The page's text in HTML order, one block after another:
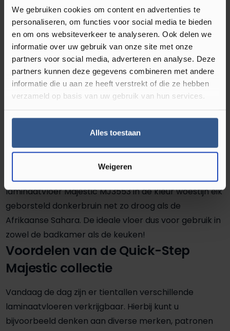
We gebruiken cookies om content en advertenties te
personaliseren, om functies voor social media te bieden
en om ons websiteverkeer te analyseren. Ook delen we
informatie over uw gebruik van onze site met onze
partners voor social media, adverteren en analyse. Deze
partners kunnen deze gegevens combineren met andere
informatie die u aan ze heeft verstrekt of die ze hebben
verzameld op basis van uw gebruik van hun services.
Alles toestaan
Weigeren
perfect. Deze vloer is namelijk geïnspireerd door de
Afrikaanse Sahara. Hierdoor heeft de laminaatvloer
een robuuste uitstraling. Niet alleen de kleur doet
denken aan een nachtelijke zandvlakte, maar ook de
structuur. De vloer beschikt over brede planken met
een authentieke v-groef. Dit zorgt voor een
natuurlijke en ruime uitstraling in huis. Daarnaast is de
het stof en vuil te verwijderen met een stofzuiger en
dweil. Normaal gesproken kan het dweilen van een
laminaatvloer schadelijk zijn. Door het gebruik van een
speciale hydro seal techniek is de vloer 100%
waterbestendig. Dit maakt de Quick-Step
laminaatvloer Majestic MJ3553 in de kleur woestijn eik
geborsteld donkerbruin net zo droog als de
Afrikaanse Sahara. De ideale vloer dus voor gebruik in
zowel de badkamer als de keuken!
Voordelen van de Quick-Step
Majestic collectie
Vandaag de dag zijn er tientallen verschillende
laminaatvloeren verkrijgbaar. Hierbij kunt u
bijvoorbeeld denken aan diverse merken, patronen